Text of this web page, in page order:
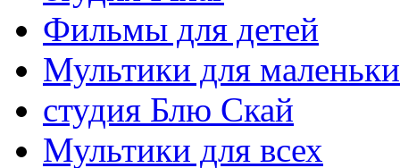
Фильмы для детей
Мультики для
студия Блю Скай
Мультики для всех